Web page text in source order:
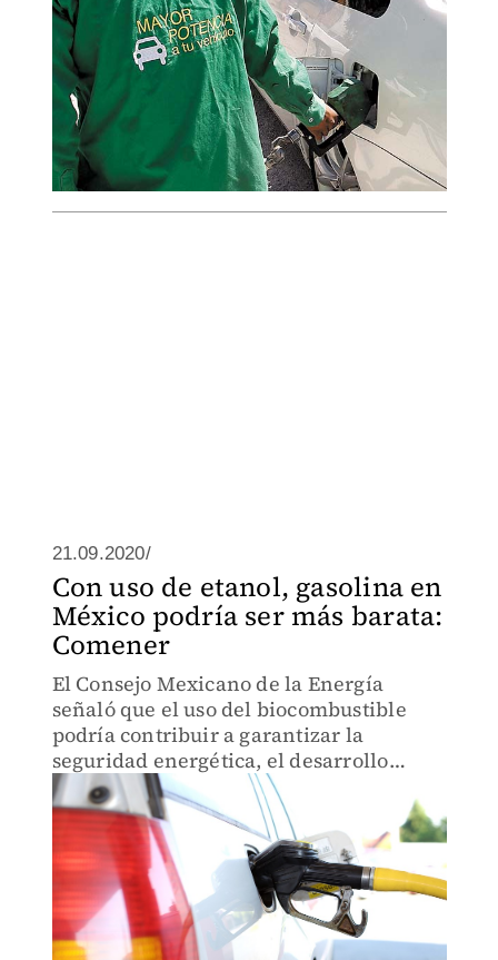
21.09.2020/
Con uso de etanol, gasolina en
México podría ser más barata:
Comener
El Consejo Mexicano de la Energía
señaló que el uso del biocombustible
podría contribuir a garantizar la
seguridad energética, el desarrollo
nacional y el acceso a energéticos de
calidad.